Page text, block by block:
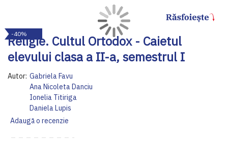
Religie. Cultul Ortodox - Caietul
elevului clasa a II-a, semestrul I
Autor: Gabriela Favu
Ana Nicoleta Danciu
Ionelia Titiriga
Daniela Lupis
Adaugă o recenzie
to
the
end
the
images
-40%